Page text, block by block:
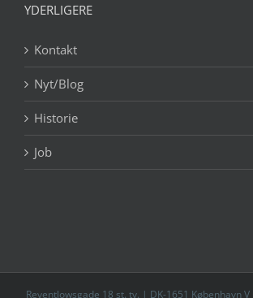
YDERLIGERE
Kontakt
Nyt/Blog
Historie
Job
Reventlowsgade 18 st. tv. | DK-1651 København V